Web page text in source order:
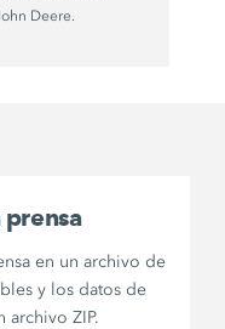
Deere.
en un archivo de
y los datos de
archivo ZIP.